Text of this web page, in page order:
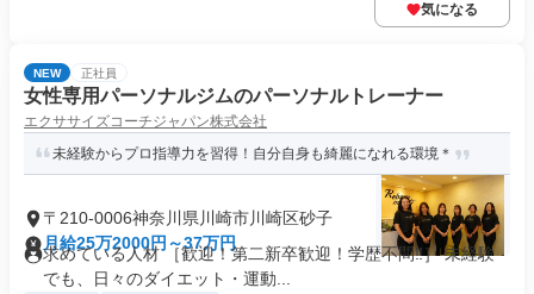
気になる
NEW 正社員
女性専用パーソナルジムのパーソナルトレーナー
エクササイズコーチジャパン株式会社
未経験からプロ指導力を習得！自分自身も綺麗になれる環境＊
〒210-0006神奈川県川崎市川崎区砂子
月給25万2000円～37万円
求めている人材 ［歓迎！第二新卒歓迎！学歴不問‼］ 未経験
でも、日々のダイエット・運動...